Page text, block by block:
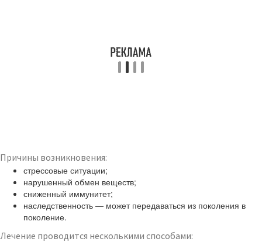
Причины возникновения:
стрессовые ситуации;
нарушенный обмен веществ;
сниженный иммунитет;
наследственность — может передаваться из поколения в
поколение.
Лечение проводится несколькими способами: